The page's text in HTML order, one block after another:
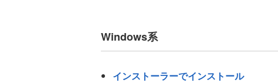
Windows系
インストーラーでインストール